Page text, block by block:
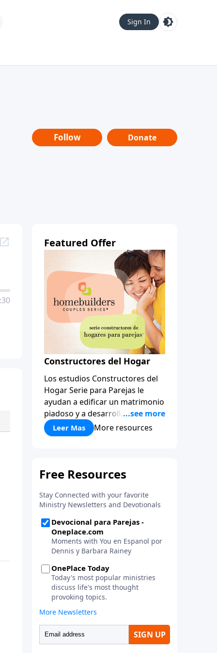
Sign In
Follow Donate
Featured Offer
Constructores del Hogar
Los estudios Constructores del
Hogar Serie para Parejas le
ayudan a edificar un matrimonio
piadoso y a desarrollar
amistades que duren para toda
la vida. ¡Únase a uno de los
los principios de la Palabra de
familia, su iglesia y su
comunidad!
Leer Mas More resources